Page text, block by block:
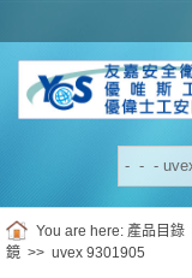
You are here: 產品目錄
鏡 >> uvex 9301905